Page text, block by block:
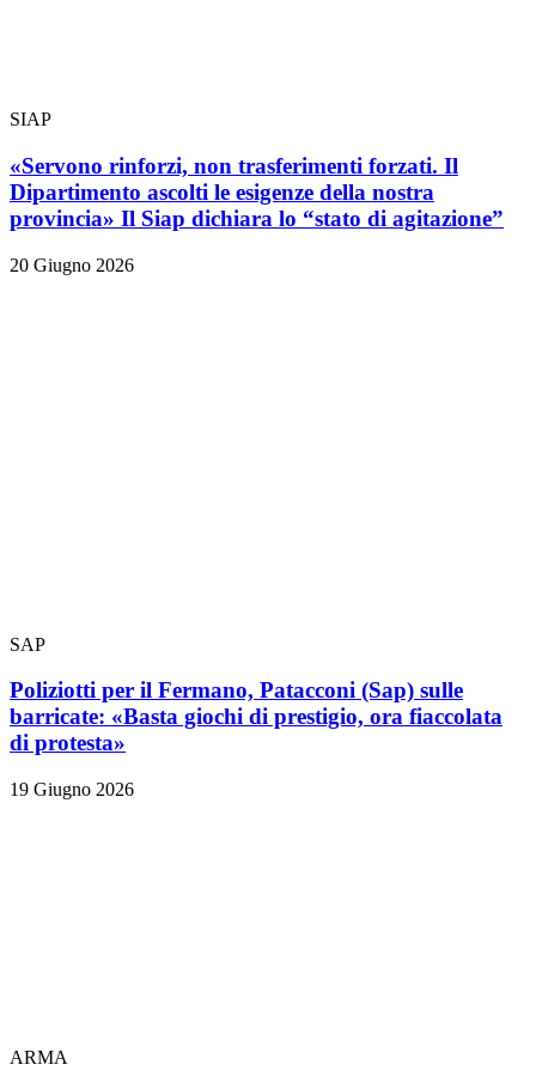
SIAP
«Servono rinforzi, non trasferimenti forzati. Il
Dipartimento ascolti le esigenze della nostra
provincia» Il Siap dichiara lo “stato di agitazione”
20 Giugno 2026
SAP
Poliziotti per il Fermano, Patacconi (Sap) sulle
barricate: «Basta giochi di prestigio, ora fiaccolata
di protesta»
19 Giugno 2026
ARMA